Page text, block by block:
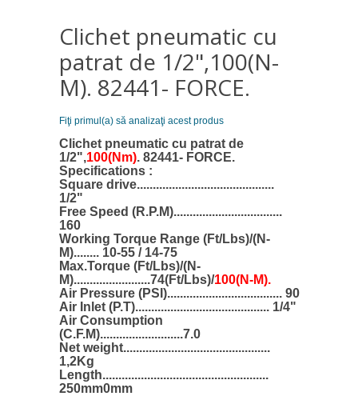
Clichet pneumatic cu
patrat de 1/2",100(N-
M). 82441- FORCE.
Fiţi primul(a) să analizaţi acest produs
Clichet pneumatic cu patrat de
1/2",100(Nm). 82441- FORCE.
Specifications :
Square drive...........................................
1/2"
Free Speed (R.P.M)..................................
160
Working Torque Range (Ft/Lbs)/(N-
M)........ 10-55 / 14-75
Max.Torque (Ft/Lbs)/(N-
M)........................74(Ft/Lbs)/100(N-M).
Air Pressure (PSI).................................... 90
Air Inlet (P.T).......................................... 1/4"
Air Consumption
(C.F.M)..........................7.0
Net weight..............................................
1,2Kg
Length....................................................
250mm0mm